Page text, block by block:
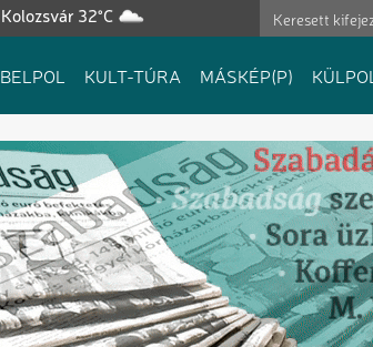
Kolozsvár 32°C
BELPOL KULT-TÚRA MÁSKÉP(P) KÜLPOL